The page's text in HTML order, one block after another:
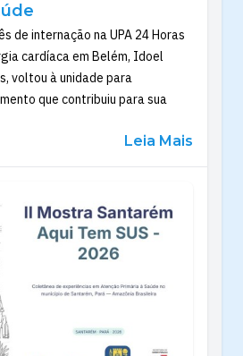
de internação na UPA 24 Horas
cardíaca em Belém, Idoel
voltou à unidade para
que contribuiu para sua
Leia Mais